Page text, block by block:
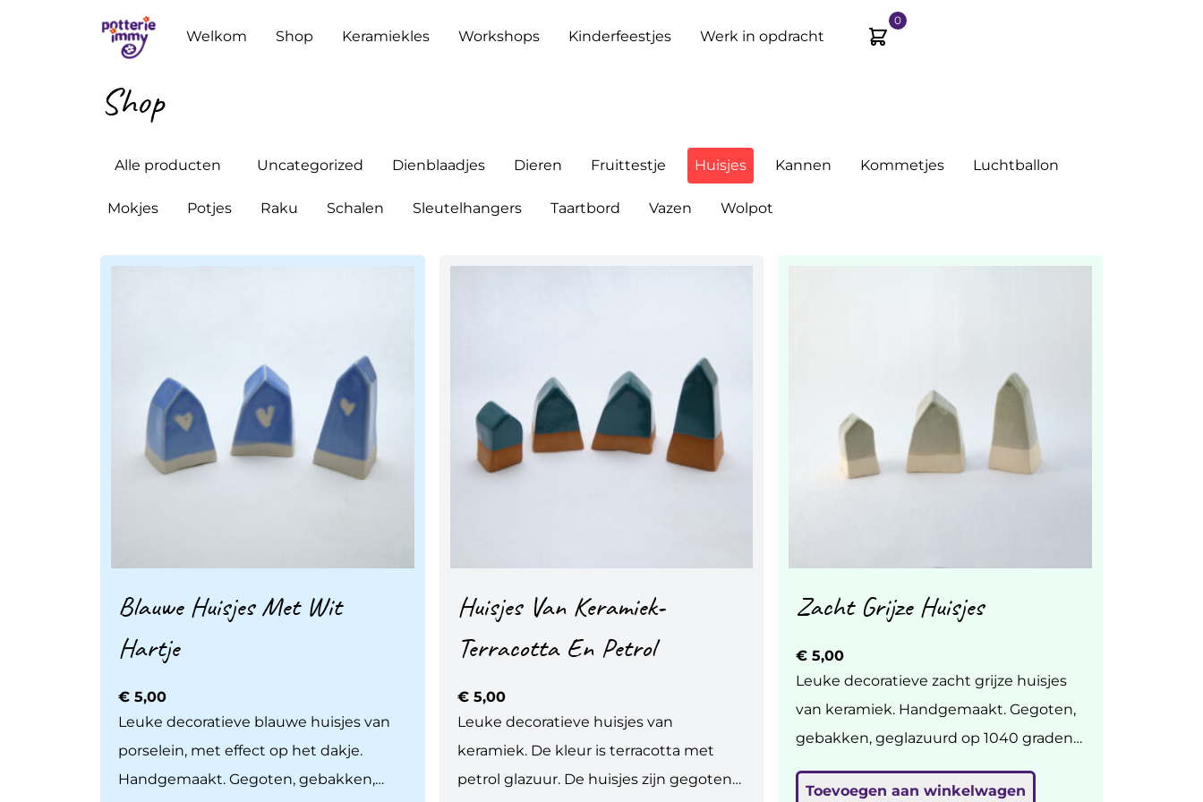
Welkom Shop Keramiekles Workshops Kinderfeestjes Werk in opdracht
0
Shop
Alle producten Uncategorized Dienblaadjes Dieren Fruittestje Huisjes Kannen Kommetjes Luchtballon
Mokjes Potjes Raku Schalen Sleutelhangers Taartbord Vazen Wolpot
Blauwe Huisjes Met Wit
Hartje
€ 5,00
Leuke decoratieve blauwe huisjes van
porselein, met effect op het dakje.
Handgemaakt. Gegoten, gebakken,
Huisjes Van Keramiek-
Terracotta En Petrol
€5,00
Leuke decoratieve huisjes van
keramiek. De kleur is terracotta met
petrol glazuur. De huisjes zijn gegoten
Zacht Grijze Huisjes
€ 5,00
Leuke decoratieve zacht grijze huisjes
van keramiek. Handgemaakt. Gegoten,
gebakken, geglazuurd op 1040 graden.
H 4,5 tot 9 cm, br 3 tot 5 cm. €5 per
stuk, geef in een berichtje even aan of
Toevoegen aan winkelwagen